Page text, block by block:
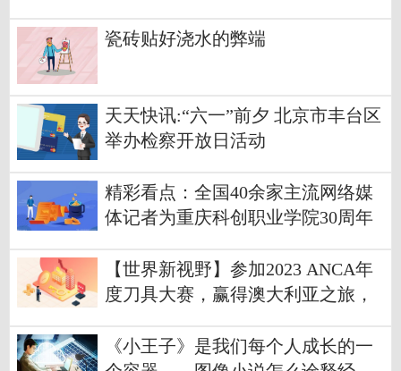
瓷砖贴好浇水的弊端
天天快讯:“六一”前夕 北京市丰台区
举办检察开放日活动
精彩看点：全国40余家主流网络媒
体记者为重庆科创职业学院30周年
【世界新视野】参加2023 ANCA年
度刀具大赛，赢得澳大利亚之旅，
《小王子》是我们每个人成长的一